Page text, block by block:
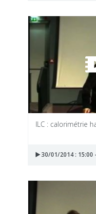
ILC : calorimétrie
30/01/2014 : 15:00